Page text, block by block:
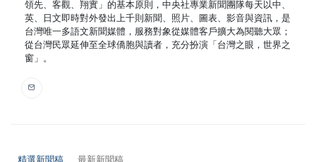
領先、客觀、翔實」的基本原則，中央社專業新聞團隊每天以中、
英、日文即時對外發出上千則新聞、照片、圖表、影音與資訊，是
台灣唯一多語文新聞媒體，服務對象從媒體客戶擴大為閱聽大眾；
從台灣民眾延伸至全球僑胞與讀者，充分扮演「台灣之眼，世界之
窗」。